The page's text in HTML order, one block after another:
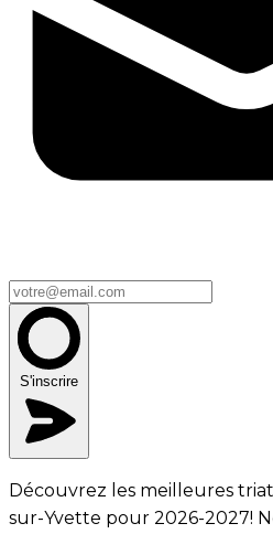
S'inscrire
Découvrez les meilleures
sur-Yvette pour 2026-2027!